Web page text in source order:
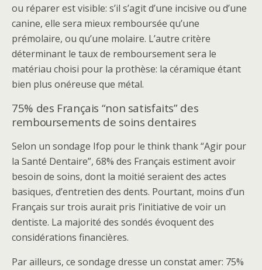
ou réparer est visible: s’il s’agit d’une incisive ou d’une
canine, elle sera mieux remboursée qu’une
prémolaire, ou qu’une molaire. L’autre critère
déterminant le taux de remboursement sera le
matériau choisi pour la prothèse: la céramique étant
bien plus onéreuse que métal.
75% des Français “non satisfaits” des
remboursements de soins dentaires
Selon un sondage Ifop pour le think thank “Agir pour
la Santé Dentaire”, 68% des Français estiment avoir
besoin de soins, dont la moitié seraient des actes
basiques, d’entretien des dents. Pourtant, moins d’un
Français sur trois aurait pris l’initiative de voir un
dentiste. La majorité des sondés évoquent des
considérations financières.
Par ailleurs, ce sondage dresse un constat amer: 75%